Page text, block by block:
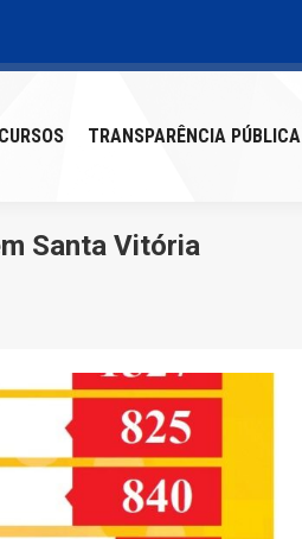
TRANSPARÊNCIA PÚBLICA
Santa Vitória